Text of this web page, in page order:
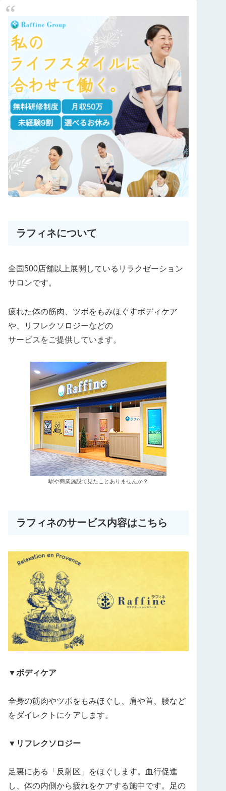
ラフィネについて
全国500店舗以上展開しているリラクゼーション
サロンです。
疲れた体の筋肉、ツボをもみほぐすボディケア
や、リフレクソロジーなどの
サービスをご提供しています。
駅や商業施設で見たことありませんか？
ラフィネのサービス内容はこちら
▼ボディケア
全身の筋肉やツボをもみほぐし、肩や首、腰など
をダイレクトにケアします。
▼リフレクソロジー
足裏にある「反射区」をほぐします。血行促進
し、体の内側から疲れをケアする施中です。足の